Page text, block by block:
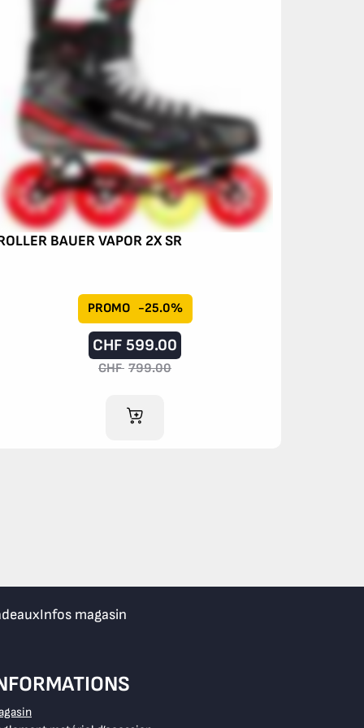
BAUER VAPOR 2X SR
PROMO -25.0%
CHF 599.00
CHF 799.00
AJOUTER AU PANIER
Infos magasin